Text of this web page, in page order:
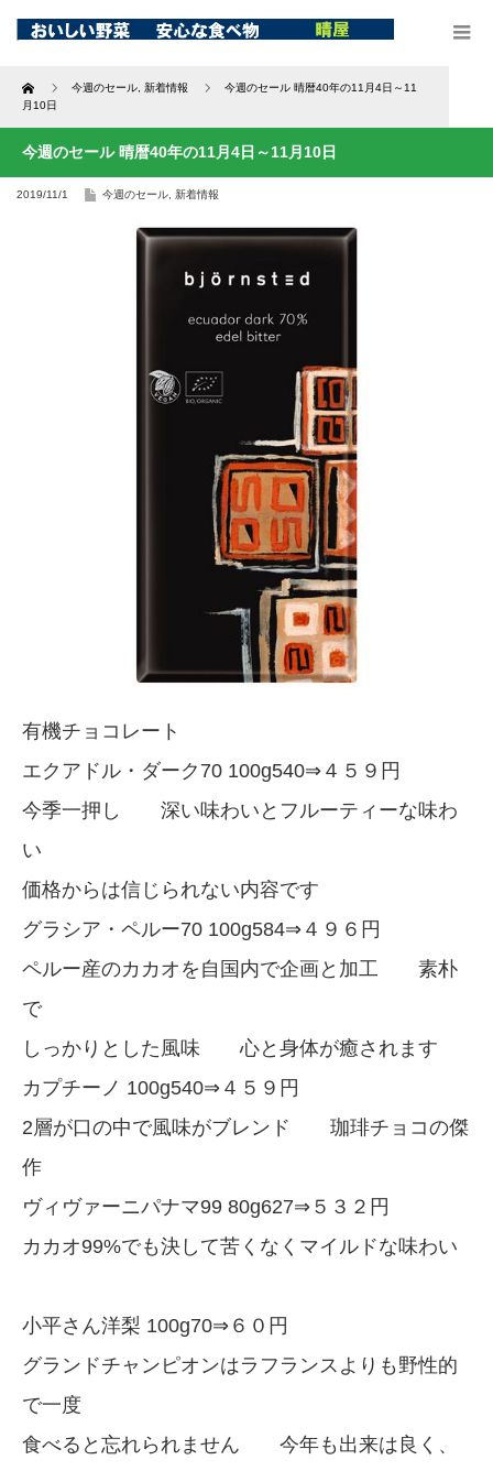
Home 今週のセール 新着情報
今週のセール 晴暦40年の11月4日～11
月10日
今週のセール 晴暦40年の11月4日～11月10日
2019/11/1 今週のセール 新着情報
有機チョコレート
エクアドル・ダーク70 100g540⇒４５９円
今季一押し 深い味わいとフルーティーな味わ
い
価格からは信じられない内容です
グラシア・ペルー70 100g584⇒４９６円
ペルー産のカカオを自国内で企画と加工 素朴
で
しっかりとした風味 心と身体が癒されます
カプチーノ 100g540⇒４５９円
2層が口の中で風味がブレンド 珈琲チョコの傑
作
ヴィヴァーニパナマ99 80g627⇒５３２円
カカオ99%でも決して苦くなくマイルドな味わい
小平さん洋梨 100g70⇒６０円
グランドチャンピオンはラフランスよりも野性的
で一度
食べると忘れられません 今年も出来は良く、